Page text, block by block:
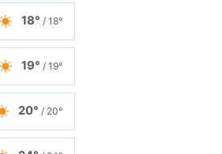
18° / 18°
19° / 19°
20° / 20°